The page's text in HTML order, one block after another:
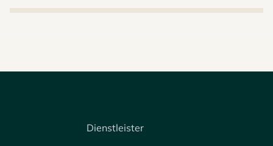
Dienstleister